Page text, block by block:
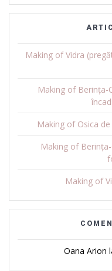
Making of Vidra
Making of Berința-
Making of Osica
Making of
Making of
Oana Arion